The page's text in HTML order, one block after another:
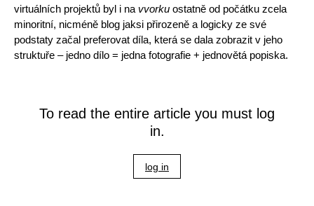
virtuálních projektů byl i na vvorku ostatně od počátku zcela
minoritní, nicméně blog jaksi přirozeně a logicky ze své
podstaty začal preferovat díla, která se dala zobrazit v jeho
struktuře – jedno dílo = jedna fotografie + jednovětá popiska.
To read the entire article you must log
in.
log in